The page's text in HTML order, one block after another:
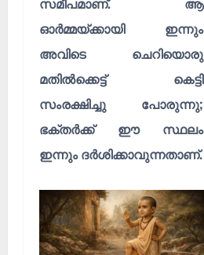
ഓർമ്മയ്ക്കായി ഇന്നും
അവിടെ ചെറിയൊരു
മതിൽക്കെട്ട് കെട്ടി
സംരക്ഷിച്ചു പോരുന്നു;
ഭക്തർക്ക് ഈ സ്ഥലം
ഇന്നും ദർശിക്കാവുന്നതാണ്.